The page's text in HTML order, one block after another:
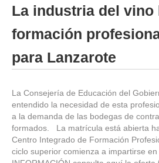
La industria del vino
formación
para Lanzarote
La Consejería de Educación del
entendido la necesidad de esta
a la demanda de las bodegas de
formados. La matrícula está abierta
Centro Integrado de Formación
ciclo superior comienza a impartirse